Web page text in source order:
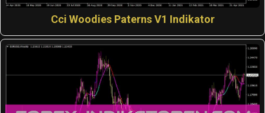
Cci Woodies Paterns V1 Indikator